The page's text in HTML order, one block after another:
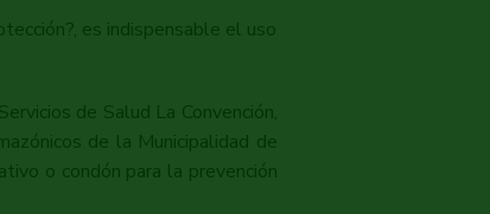
es indispensable el uso
de Salud La Convención,
de la Municipalidad de
o condón para la prevención